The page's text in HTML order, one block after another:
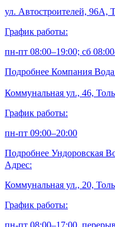
ул. Автостроителей, 96А,
График работы:
пн-пт 08:00–19:00; сб
Подробнее Компания Вода
Коммунальная ул., 46,
График работы:
пн-пт 09:00–20:00
Подробнее Ундоровская
Адрес:
Коммунальная ул., 20,
График работы:
пн-пт 08:00–17:00,